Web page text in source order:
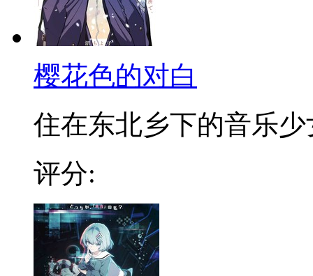
樱花色的对白
住在东北乡下的音乐少
评分: